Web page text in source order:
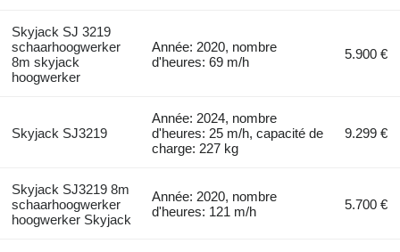
Skyjack SJ 3219
schaarhoogwerker
8m skyjack
hoogwerker
Année: 2020, nombre
d'heures: 69 m/h
5.900 €
Skyjack SJ3219
Année: 2024, nombre
d'heures: 25 m/h, capacité de
charge: 227 kg
9.299 €
Skyjack SJ3219 8m
schaarhoogwerker
hoogwerker Skyjack
Année: 2020, nombre
d'heures: 121 m/h
5.700 €